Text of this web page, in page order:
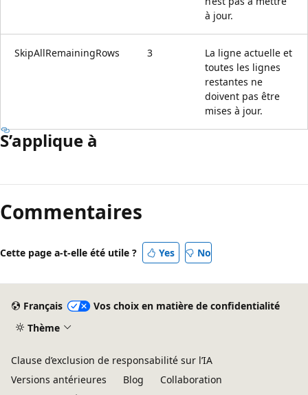
à jour.
SkipAllRemainingRows 3
La ligne actuelle et
toutes les lignes
restantes ne
doivent pas être
mises à jour.
S’applique à
lecture
désactivé
Commentaires
Cette page a-t-elle été utile ? Yes No
Français
Vos choix en matière de confidentialité
Thème
Clause d’exclusion de responsabilité sur l’IA
Versions antérieures
Blog
Collaboration